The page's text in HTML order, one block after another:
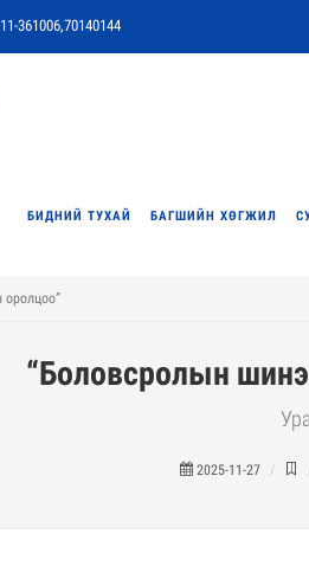
361006,70140144
БИДНИЙ ТУХАЙ БАГШИЙН ХӨГЖИЛ
оролцоо”
“Боловсролын
2025-11-27